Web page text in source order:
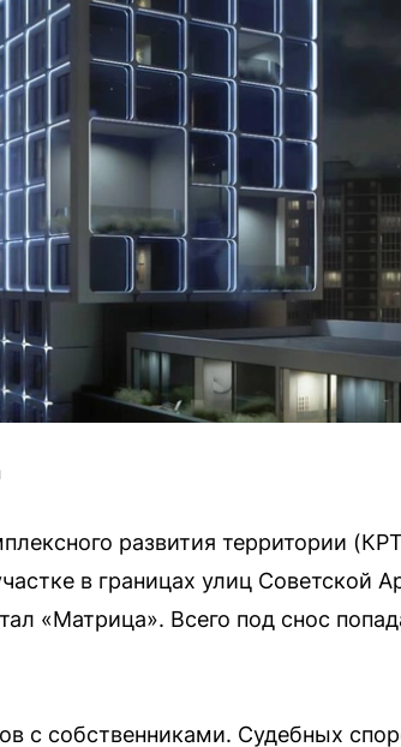
развития территории
в границах улиц Советской
«Матрица». Всего под снос
с собственниками. Судебных